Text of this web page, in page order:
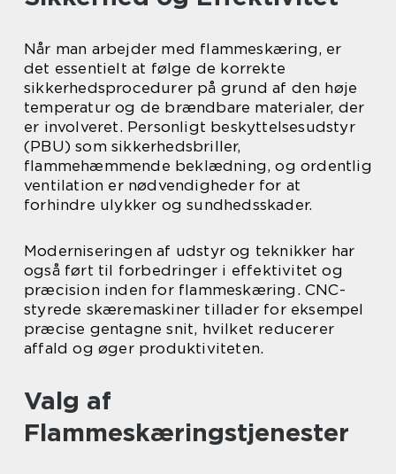
Når man arbejder med flammeskæring, er
det essentielt at følge de korrekte
sikkerhedsprocedurer på grund af den høje
temperatur og de brændbare materialer, der
er involveret. Personligt beskyttelsesudstyr
(PBU) som sikkerhedsbriller,
flammehæmmende beklædning, og ordentlig
ventilation er nødvendigheder for at
forhindre ulykker og sundhedsskader.
Moderniseringen af udstyr og teknikker har
også ført til forbedringer i effektivitet og
præcision inden for flammeskæring. CNC-
styrede skæremaskiner tillader for eksempel
præcise gentagne snit, hvilket reducerer
affald og øger produktiviteten.
Valg af
Flammeskæringstjenester